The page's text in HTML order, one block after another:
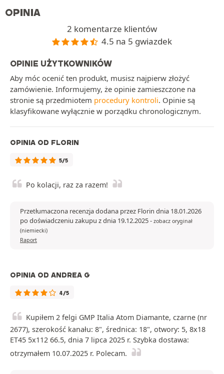
OPINIA
2 komentarze klientów
4.5 na 5 gwiazdek
OPINIE UŻYTKOWNIKÓW
Aby móc ocenić ten produkt, musisz najpierw złożyć
zamówienie. Informujemy, że opinie zamieszczone na
stronie są przedmiotem procedury kontroli. Opinie są
klasyfikowane wyłącznie w porządku chronologicznym.
OPINIA OD FLORIN
5/5
Po kolacji, raz za razem!
Przetłumaczona recenzja dodana przez Florin dnia 18.01.2026
po doświadczeniu zakupu z dnia 19.12.2025- zobacz oryginał
(niemiecki)
Raport
OPINIA OD ANDREA G
4/5
Kupiłem 2 felgi GMP Italia Atom Diamante, czarne (nr
2677), szerokość kanału: 8", średnica: 18", otwory: 5, 8x18
ET45 5x112 66.5, dnia 7 lipca 2025 r. Szybka dostawa:
otrzymałem 10.07.2025 r. Polecam.